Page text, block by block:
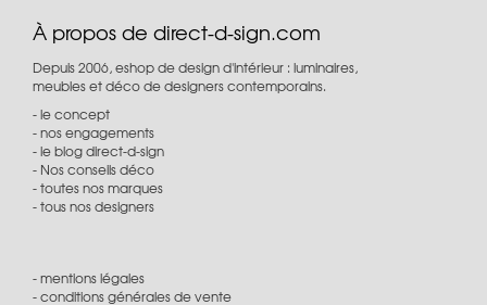
À propos de direct-d-sign.com
Depuis 2006, eshop de design d'intérieur : luminaires,
meubles et déco de designers contemporains.
le concept
nos engagements
le blog direct-d-sign
Nos conseils déco
toutes nos marques
tous nos designers
mentions légales
conditions générales de vente